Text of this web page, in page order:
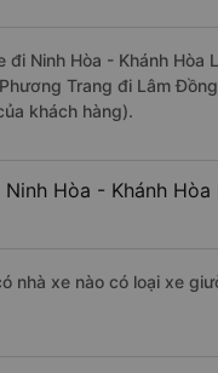
đi Ninh Hòa - Khánh
Trang đi Lâm
khách hàng).
Hòa - Khánh
nhà xe nào có loại xe